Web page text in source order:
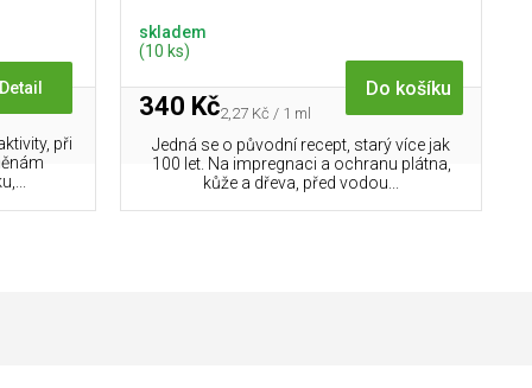
Detail
při
skladem
(10 ks)
340 KčMěrná
2,27 Kč / 1 ml
Do košíku
Jedná se o původní recept, starý více jak
100 let. Na impregnaci a ochranu plátna,
kůže a dřeva, před vodou...